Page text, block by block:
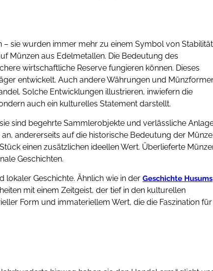
sie wurden immer mehr zu einem Symbol von Stabilität
Münzen aus Edelmetallen. Die Bedeutung des
wirtschaftliche Reserve fungieren können. Dieses
entwickelt. Auch andere Währungen und
Solche Entwicklungen illustrieren, inwiefern die
auch ein kulturelles Statement darstellt.
sind begehrte Sammlerobjekte und verlässliche
andererseits auf die historische Bedeutung der Münze.
einen zusätzlichen ideellen Wert. Überlieferte
Geschichten.
lokaler Geschichte. Ähnlich wie in der Geschichte Husums
mit einem Zeitgeist, der tief in den kulturellen
Form und immateriellem Wert, die die Faszination für